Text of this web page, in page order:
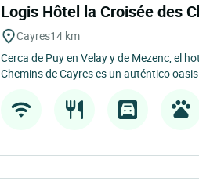
Logis Hôtel la Croisée des
Cayres14 km
Cerca de Puy en Velay y de Mezenc, el
Chemins de Cayres es un auténtico